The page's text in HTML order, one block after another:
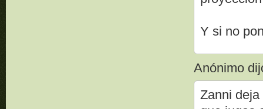
Y si no
Anónimo
Zanni